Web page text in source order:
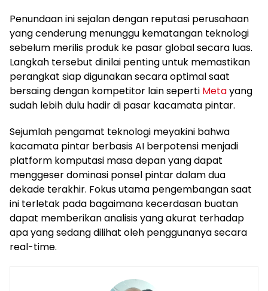
Penundaan ini sejalan dengan reputasi perusahaan
yang cenderung menunggu kematangan teknologi
sebelum merilis produk ke pasar global secara luas.
Langkah tersebut dinilai penting untuk memastikan
perangkat siap digunakan secara optimal saat
bersaing dengan kompetitor lain seperti Metayang
sudah lebih dulu hadir di pasar kacamata pintar.
Sejumlah pengamat teknologi meyakini bahwa
kacamata pintar berbasis AI berpotensi menjadi
platform komputasi masa depan yang dapat
menggeser dominasi ponsel pintar dalam dua
dekade terakhir. Fokus utama pengembangan saat
ini terletak pada bagaimana kecerdasan buatan
dapat memberikan analisis yang akurat terhadap
apa yang sedang dilihat oleh penggunanya secara
real-time.